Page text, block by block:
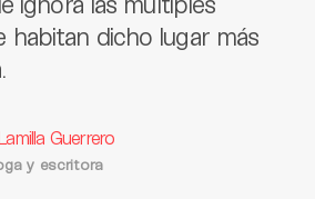
habitan dicho lugar más
Guerrero
y escritora